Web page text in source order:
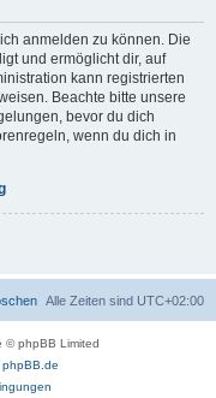
anmelden zu können. Die
und ermöglicht dir, auf
kann registrierten
Beachte bitte unsere
bevor du dich
wenn du dich in
Alle Zeiten sind UTC+02:00
© phpBB Limited
phpBB.de